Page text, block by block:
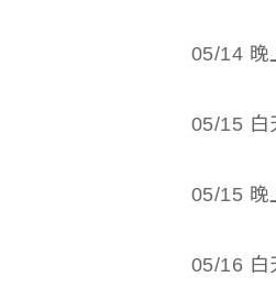
05/14 晚
05/15 白
05/15 晚
05/16 白